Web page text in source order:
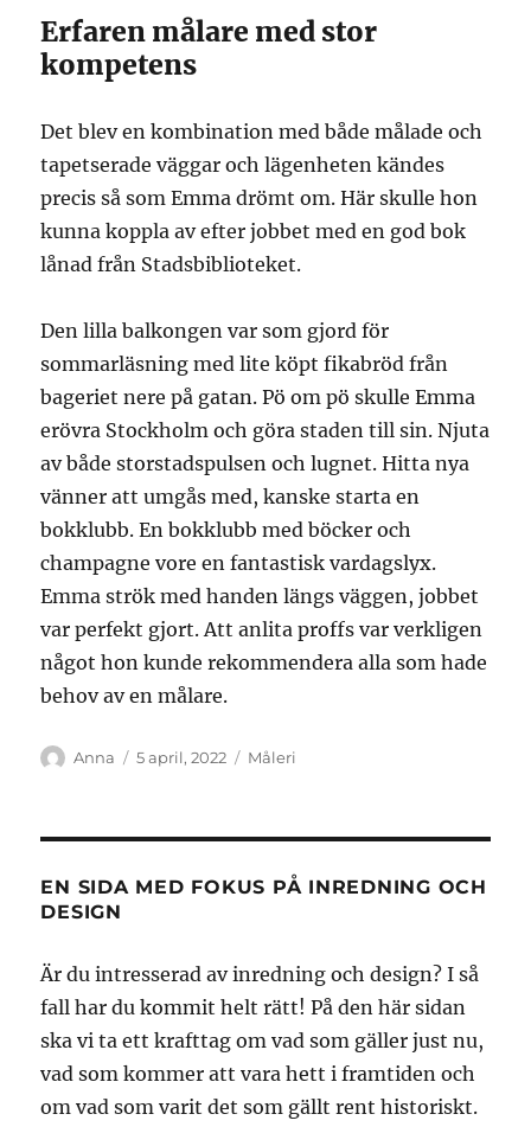
Erfaren målare med stor
kompetens
Det blev en kombination med både målade och
tapetserade väggar och lägenheten kändes
precis så som Emma drömt om. Här skulle hon
kunna koppla av efter jobbet med en god bok
lånad från Stadsbiblioteket.
Den lilla balkongen var som gjord för
sommarläsning med lite köpt fikabröd från
bageriet nere på gatan. Pö om pö skulle Emma
erövra Stockholm och göra staden till sin. Njuta
av både storstadspulsen och lugnet. Hitta nya
vänner att umgås med, kanske starta en
bokklubb. En bokklubb med böcker och
champagne vore en fantastisk vardagslyx.
Emma strök med handen längs väggen, jobbet
var perfekt gjort. Att anlita proffs var verkligen
något hon kunde rekommendera alla som hade
behov av en målare.
Författare
Anna
Publicerat
5 april, 2022 Kategorier
Måleri
EN SIDA MED FOKUS PÅ INREDNING OCH
DESIGN
Är du intresserad av inredning och design? I så
fall har du kommit helt rätt! På den här sidan
ska vi ta ett krafttag om vad som gäller just nu,
vad som kommer att vara hett i framtiden och
om vad som varit det som gällt rent historiskt.